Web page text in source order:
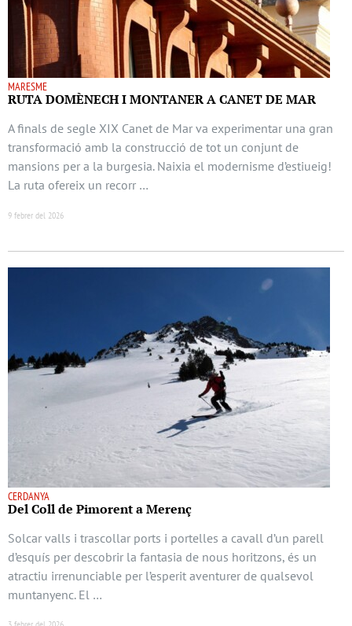
MARESME
RUTA DOMÈNECH I MONTANER A CANET DE MAR
A finals de segle XIX Canet de Mar va experimentar una gran
transformació amb la construcció de tot un conjunt de
mansions per a la burgesia. Naixia el modernisme d’estiueig!
La ruta ofereix un recorr …
9 febrer del 2026
CERDANYA
Del Coll de Pimorent a Merenç
Solcar valls i trascollar ports i portelles a cavall d’un parell
d’esquís per descobrir la fantasia de nous horitzons, és un
atractiu irrenunciable per l’esperit aventurer de qualsevol
muntanyenc. El …